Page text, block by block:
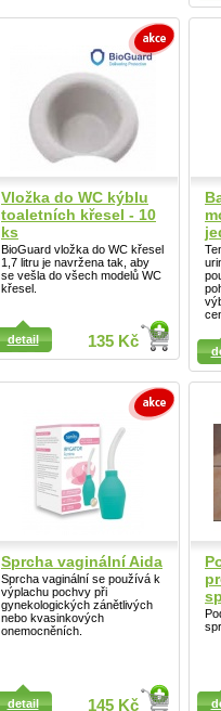
Vložka do WC kýblu
toaletních křesel - 10
ks
BioGuard vložka do WC křesel
1,7 litru je navržena tak, aby
se vešla do všech modelů WC
křesel.
135 Kč
detail
Detail
Sprcha vaginální Aida
Sprcha vaginální se používá k
výplachu pochvy při
gynekologických zánětlivých
nebo kvasinkových
onemocněních.
145 Kč
detail
Detail